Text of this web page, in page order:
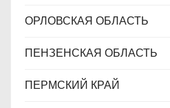
ОРЛОВСКАЯ ОБЛАСТЬ
ПЕНЗЕНСКАЯ ОБЛАСТЬ
ПЕРМСКИЙ КРАЙ